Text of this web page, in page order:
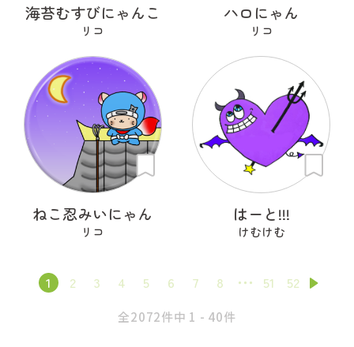
海苔むすびにゃんこ
リコ
ハロにゃん
リコ
ねこ忍みいにゃん
リコ
はーと!!!
けむけむ
1 2 3 4 5 6 7 8 51 52
全2072件中 1 - 40件